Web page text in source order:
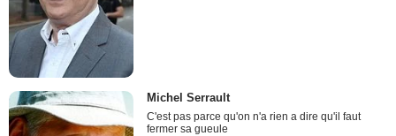
Michel Serrault
C'est pas parce qu'on n'a rien a dire qu'il faut
fermer sa gueule